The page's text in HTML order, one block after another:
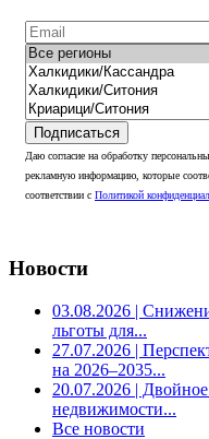
Подписаться
Даю согласие на обработку
рекламную информацию, которые
соответствии с Политикой
Новости
03.08.2026 |
льготы для...
27.07.2026 |
на 2026–2035...
20.07.2026 |
недвижимости...
Все новости